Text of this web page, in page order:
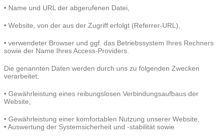
• Name und URL der abgerufenen Datei,
• Website, von der aus der Zugriff erfolgt (Referrer-URL),
• verwendeter Browser und ggf. das Betriebssystem Ihres Rechners
sowie der Name Ihres Access-Providers.
Die genannten Daten werden durch uns zu folgenden Zwecken
verarbeitet:
• Gewährleistung eines reibungslosen Verbindungsaufbaus der
Website,
• Gewährleistung einer komfortablen Nutzung unserer Website,
• Auswertung der Systemsicherheit und -stabilität sowie